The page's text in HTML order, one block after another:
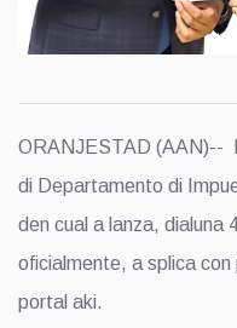
ORANJESTAD (AAN)--
di Departamento di
den cual a lanza, dialuna
oficialmente, a splica
portal aki.